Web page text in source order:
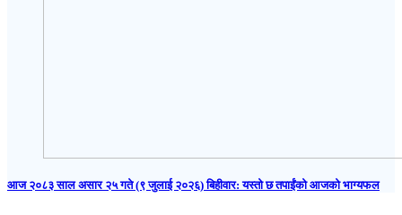
आज २०८३ साल असार २५ गते (९ जुलाई २०२६) बिहीवार: यस्तो छ तपाईंको आजको भाग्यफल